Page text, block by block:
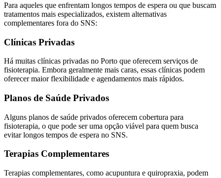
Para aqueles que enfrentam longos tempos de espera ou que buscam
tratamentos mais especializados, existem alternativas
complementares fora do SNS:
Clínicas Privadas
Há muitas clínicas privadas no Porto que oferecem serviços de
fisioterapia. Embora geralmente mais caras, essas clínicas podem
oferecer maior flexibilidade e agendamentos mais rápidos.
Planos de Saúde Privados
Alguns planos de saúde privados oferecem cobertura para
fisioterapia, o que pode ser uma opção viável para quem busca
evitar longos tempos de espera no SNS.
Terapias Complementares
Terapias complementares, como acupuntura e quiropraxia, podem